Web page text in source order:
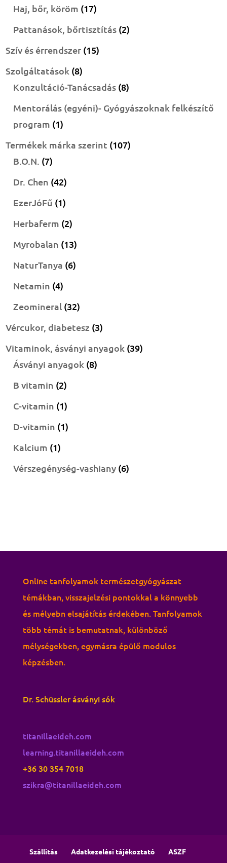
Haj, bőr, köröm 1717
termék
Pattanások, bőrtisztítás 22
Szív és érrendszer 1515
Szolgáltatások 88
termék
Konzultáció-Tanácsadás 88
termék
Mentorálás (egyéni)- Gyógyászoknak felkészítő
program 11
termék
Termékek márka szerint 107107
B.O.N. 77
termék
Dr. Chen 4242
termék
EzerJóFű 11
termék
Herbaferm 22
termék
Myrobalan 1313
termék
NaturTanya 66
Netamin 44
termék
Zeomineral 3232
termék
Vércukor, diabetesz 33
termék
Vitaminok, ásványi anyagok 3939
Ásványi anyagok 88
B vitamin 22
termék
C-vitamin 11
termék
D-vitamin 11
Kalcium 11
termék
Vérszegénység-vashiany 66
Online tanfolyamok természetgyógyászat
témákban, visszajelzési pontokkal a könnyebb
és mélyebn elsajátítás érdekében. Tanfolyamok
több témát is bemutatnak, különböző
mélységekben, egymásra épülő modulos
képzésben.
Dr. Schüssler ásványi sók
titanillaeideh.com
learning.titanillaeideh.com
+36 30 354 7018
szikra@titanillaeideh.com
Szállítás Adatkezelési tájékoztató ASZF